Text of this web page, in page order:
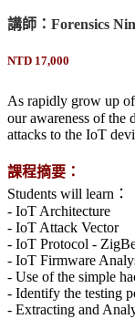
講師：Forensics
NTD 17,000
As rapidly grow up
our awareness of the
attacks to the IoT
課程摘要：
Students will learn：
- IoT Architecture
- IoT Attack Vector
- IoT Protocol -
- IoT Firmware
- Use of the simple
- Identify the testing
- Extracting and